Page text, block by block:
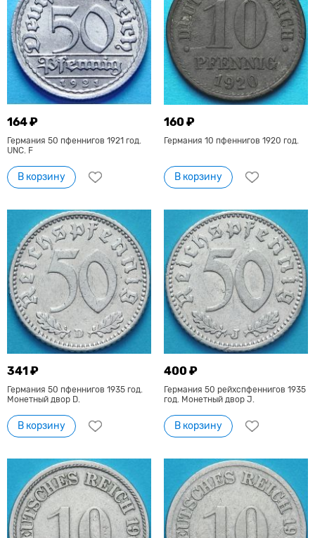
164 ₽
Германия 50 пфеннигов 1921 год.
UNC. F
В корзину
160 ₽
Германия 10 пфеннигов 1920 год.
В корзину
341 ₽
Германия 50 пфеннигов 1935 год.
Монетный двор D.
В корзину
400 ₽
Германия 50 рейхспфеннигов 1935
год. Монетный двор J.
В корзину